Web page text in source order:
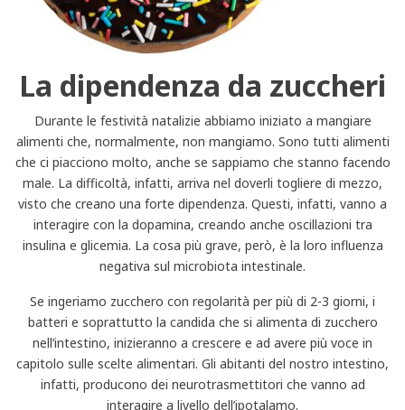
La dipendenza da zuccheri
Durante le festività natalizie abbiamo iniziato a mangiare
alimenti che, normalmente, non mangiamo. Sono tutti alimenti
che ci piacciono molto, anche se sappiamo che stanno facendo
male. La difficoltà, infatti, arriva nel doverli togliere di mezzo,
visto che creano una forte dipendenza. Questi, infatti, vanno a
interagire con la dopamina, creando anche oscillazioni tra
insulina e glicemia. La cosa più grave, però, è la loro influenza
negativa sul microbiota intestinale.
Se ingeriamo zucchero con regolarità per più di 2-3 giorni, i
batteri e soprattutto la candida che si alimenta di zucchero
nell’intestino, inizieranno a crescere e ad avere più voce in
capitolo sulle scelte alimentari. Gli abitanti del nostro intestino,
infatti, producono dei neurotrasmettitori che vanno ad
interagire a livello dell’ipotalamo.